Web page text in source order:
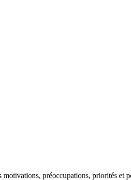
préoccupations, priorités et